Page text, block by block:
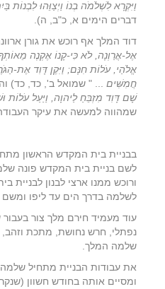
וַיִּקְרָא לִשְׁלֹמֹה בְנוֹ וַיְצַוֵּהוּ
דברים הימים א, כ"ב, ה).
דוד המלך אף רוכש את גורן
אֶל-אֲרַוְנָה, לֹא כִּי-קָנוֹ אֶקְנֶה
אֱלֹהַי, עֹלוֹת חִנָּם; וַיִּקֶן דָּוִד אֶת-
חֲמִשִּׁים ... " שמואל ב', כד, כד)
שָׁם דָּוִד מִזְבֵּחַ לַיהוָה, וַיַּעַל עֹלוֹת
שמהווה למעשה את עיקר
בבניית בית המקדש הראשון
לשם בניית בית המקדש פונה
ורוכש ממנו ארצי לבנון לבניית
לשלמה בדרך הים עד ליפו ומשם
עוד מעמיד חירם מלך צור
נפתלי, חרש נחושת, מתכת וזהב,
שלמה המלך.
את עבודות הבניית מתחיל
ומסיים אותה בחודש חשוון